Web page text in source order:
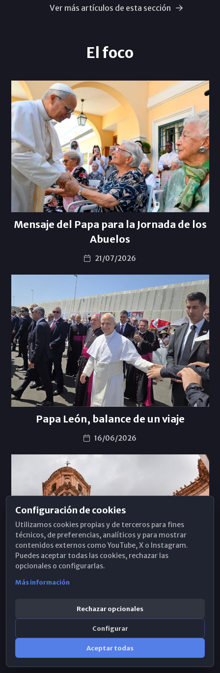
Ver más artículos de esta sección
El foco
Mensaje del Papa para la Jornada de los
Abuelos
21/07/2026
Papa León, balance de un viaje
16/06/2026
la Iglesia
01/06/2026
Configuración de cookies
Utilizamos cookies propias y de terceros para fines
técnicos, de preferencias, analíticos y para mostrar
contenidos externos como YouTube, X o Instagram.
Puedes aceptar todas las cookies, rechazar las
opcionales o configurarlas.
Más información
Rechazar opcionales
Configurar
Aceptar todas